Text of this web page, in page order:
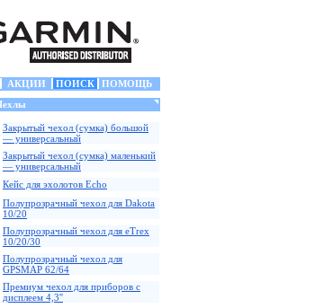
АКЦИИ ПОИСК
ПОМОЩЬ
Закрытый чехол (сумка) большой
— универсальный
Закрытый чехол (сумка) маленький
— универсальный
Кейс для эхолотов Echo
Полупрозрачный чехол для Dakota
10/20
Полупрозрачный чехол для eTrex
10/20/30
Полупрозрачный чехол для
GPSMAP 62/64
Премиум чехол для приборов с
дисплеем 4,3''